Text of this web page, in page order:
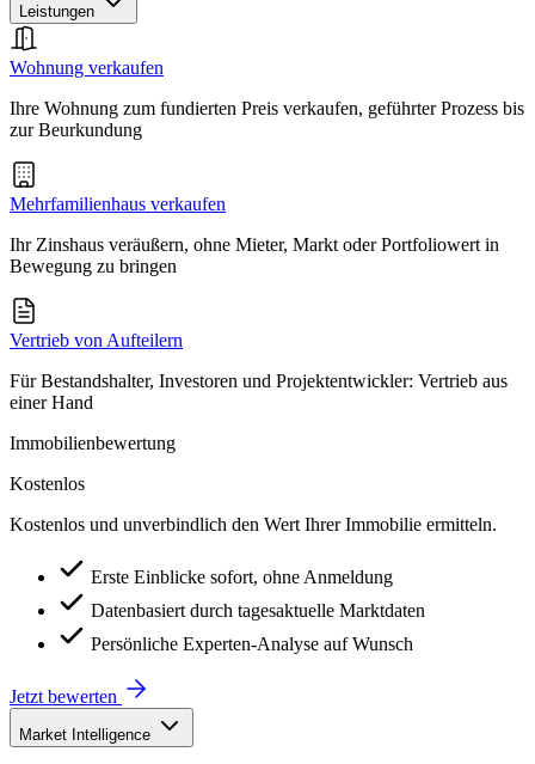
Leistungen
Wohnung verkaufen
Ihre Wohnung zum fundierten Preis verkaufen, geführter Prozess bis
zur Beurkundung
Mehrfamilienhaus verkaufen
Ihr Zinshaus veräußern, ohne Mieter, Markt oder Portfoliowert in
Bewegung zu bringen
Vertrieb von Aufteilern
Für Bestandshalter, Investoren und Projektentwickler: Vertrieb aus
einer Hand
Immobilienbewertung
Kostenlos
Kostenlos und unverbindlich den Wert Ihrer Immobilie ermitteln.
Erste Einblicke sofort, ohne Anmeldung
Datenbasiert durch tagesaktuelle Marktdaten
Persönliche Experten-Analyse auf Wunsch
Jetzt bewerten
Market Intelligence